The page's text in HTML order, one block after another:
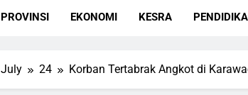
Komitmen
PROVINSI EKONOMI KESRA
July 24 Korban Tertabrak Angkot di